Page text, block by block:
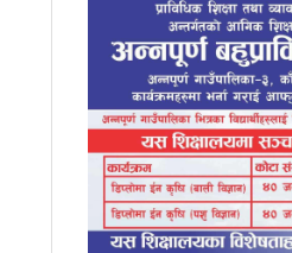
सनफ्लावर बोडिङकी आरतीले